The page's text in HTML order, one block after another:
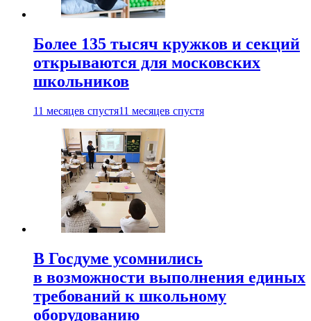
Более 135 тысяч кружков и секций
открываются для московских
школьников
11 месяцев спустя11 месяцев спустя
В Госдуме усомнились
в возможности выполнения единых
требований к школьному
оборудованию